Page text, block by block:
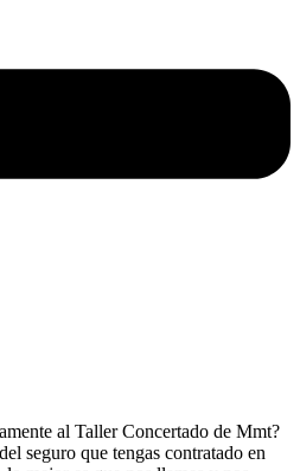
al Taller Concertado de Mmt?
seguro que tengas contratado en